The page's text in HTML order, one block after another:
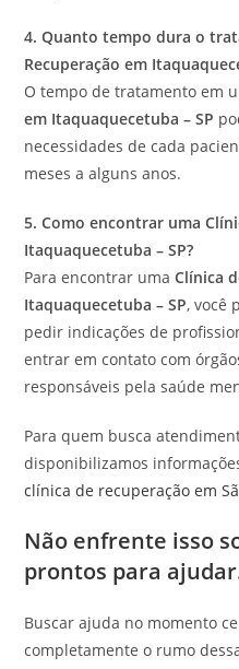
4. Quanto tempo dura o
Recuperação em
O tempo de tratamento em
em Itaquaquecetuba – SP
necessidades de cada
meses a alguns anos.
5. Como encontrar uma
Itaquaquecetuba – SP?
Para encontrar umaClínica
Itaquaquecetuba – SP, você
pedir indicações de
entrar em contato com
responsáveis pela saúde
Para quem busca
disponibilizamos
clínica de recuperação em
Não enfrente isso
prontos para
Buscar ajuda no momento
completamente o rumo